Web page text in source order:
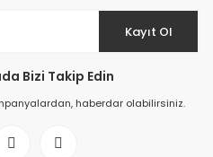
Kayıt Ol
Bizi Takip Edin
haberdar olabilirsiniz.